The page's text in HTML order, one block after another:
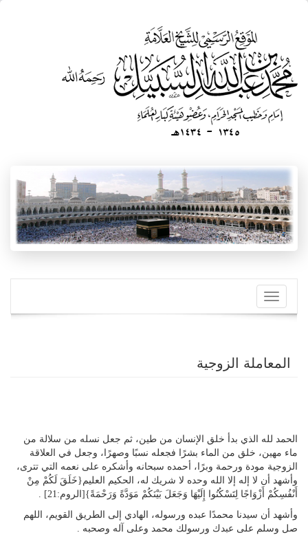
Toggle
navigation
المعاملة الزوجية
الحمد لله الذي بدأ خلق الإنسان من طين، ثم جعل نسله من سلالة من
ماء مهين، خلق من الماء بشرًا فجعله نسبًا وصهرًا، وجعل في العلاقة
الزوجية مودة ورحمة وبرًا، أحمده سبحانه وأشكره على نعمه التي تترى،
وأشهد أن لا إله إلا الله وحده لا شريك له، الحكيم العليم{خَلَقَ لَكُمْ مِنْ
أَنْفُسِكُمْ أَزْوَاجًا لِتَسْكُنُوا إِلَيْهَا وَجَعَلَ بَيْنَكُمْ مَوَدَّةً وَرَحْمَةً}[الروم:21] .
وأشهد أن سيدنا محمدًا عبده ورسوله، الهادي إلى الطريق القويم، اللهم
صل وسلم على عبدك ورسولك محمد وعلى آله وصحبه .